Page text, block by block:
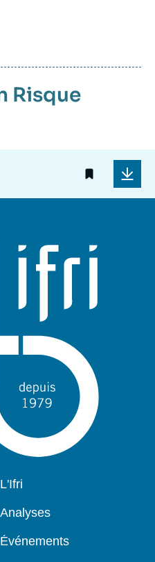
Risque
Navigation
L'Ifri
Analyses
Événements